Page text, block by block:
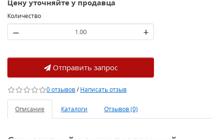
Цену уточняйте у продавца
Количество
– +
Отправить запрос
0 отзывов/Написать отзыв
Описание Каталоги Отзывов (0)